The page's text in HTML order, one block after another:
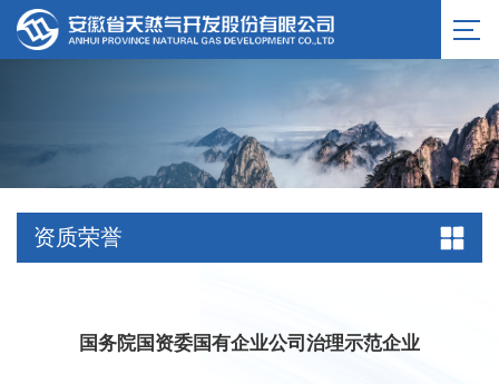
服务公告
资质荣誉
国务院国资委国有企业公司治理示范企业